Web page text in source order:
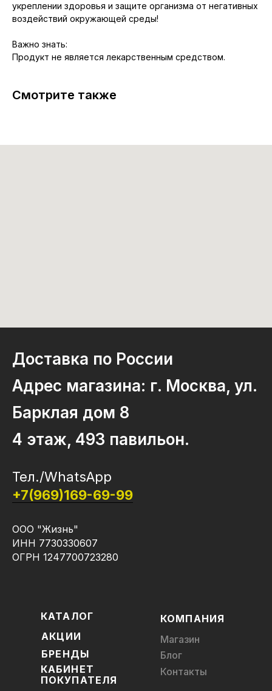
укреплении здоровья и защите организма от негативных
воздействий окружающей среды!
Важно знать:
Продукт не является лекарственным средством.
Смотрите также
Доставка по России
Адрес магазина: г. Москва, ул.
Барклая дом 8
4 этаж, 493 павильон.
Тел./WhatsApp
+7(969)169-69-99
ООО "Жизнь"
ИНН 7730330607
ОГРН 1247700723280
КАТАЛОГ
КАБИНЕТ
ПОКУПАТЕЛЯ
БРЕНДЫ
АКЦИИ
Магазин
Блог
Контакты
КОМПАНИЯ